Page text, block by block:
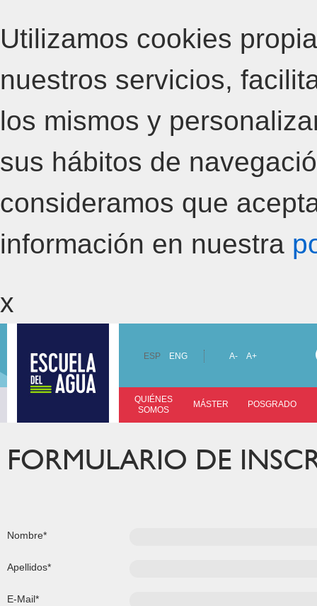
Utilizamos cookies
nuestros servicios,
los mismos y
sus hábitos de
consideramos que
información en nuestra
x
ESP ENG A- A+
QUIÉNES
SOMOS
MÁSTER POSGRADO
FORMULARIO DE
Nombre*
Apellidos*
E-Mail*